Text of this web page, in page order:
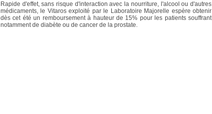
Rapide d'effet, sans risque d'interaction avec la nourriture, l'alcool ou d'autres
médicaments, le Vitaros exploité par le Laboratoire Majorelle espère obtenir
dès cet été un remboursement à hauteur de 15% pour les patients souffrant
notamment de diabète ou de cancer de la prostate.